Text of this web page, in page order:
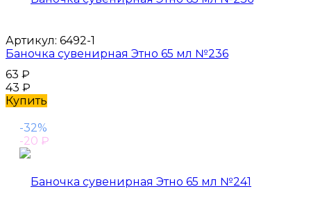
Артикул: 6492-1
Баночка сувенирная Этно 65 мл №236
63 ₽
43 ₽
Купить
-32%
-20 ₽